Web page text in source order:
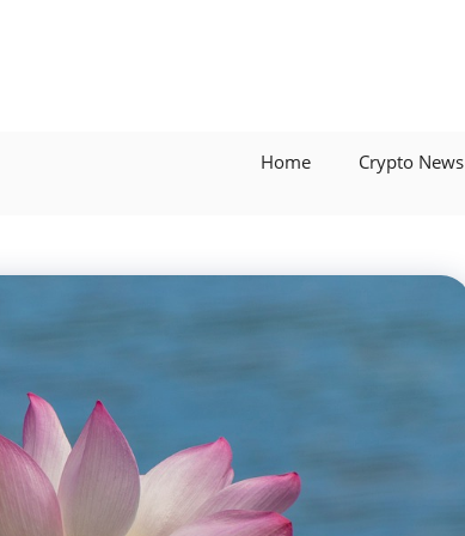
Home Crypto News